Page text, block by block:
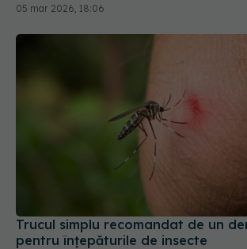
05 mar 2026, 18:06
Trucul simplu recomandat de un
pentru înțepăturile de insecte